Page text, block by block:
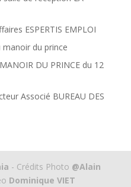
ESPERTIS EMPLOI
du prince
DU PRINCE du 12
Associé BUREAU DES
- Crédits Photo @Alain
Dominique VIET